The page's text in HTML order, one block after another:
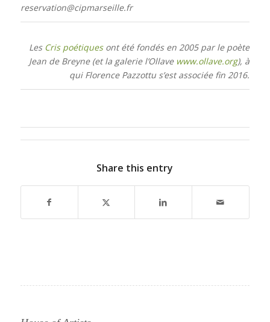
reservation@cipmarseille.fr
Les Cris poétiquesont été fondés en 2005 par le poète
Jean de Breyne (et la galerie l’Ollave www.ollave.org), à
qui Florence Pazzottu s’est associée fin 2016.
Share this entry